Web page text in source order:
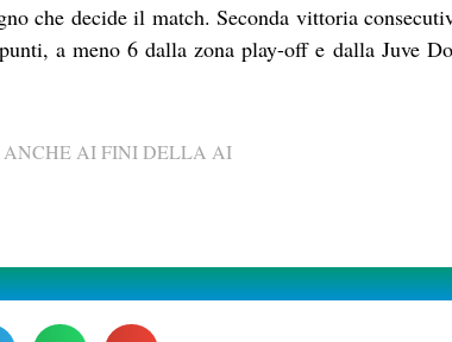
che decide il match. Seconda vittoria
a meno 6 dalla zona play-off e dalla Juve
ANCHE AI FINI DELLA AI